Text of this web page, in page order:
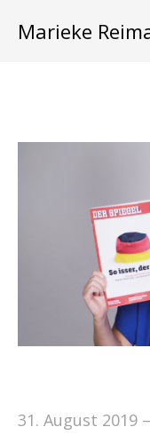
Marieke
31. August 2019